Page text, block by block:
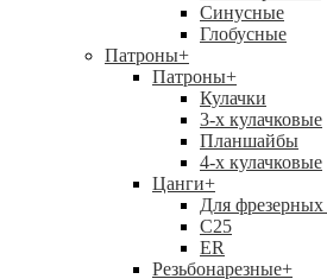
Синусные
Глобусные
Патроны+
Патроны+
Кулачки
3-х кулачковые
Планшайбы
4-х кулачковые
Цанги+
Для фрезерных
С25
ER
Резьбонарезные+